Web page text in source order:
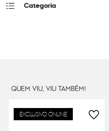
Categoria
Peso
QUEM VIU, VIU TAMBÉM!
EXCLUSIVO ONLINE